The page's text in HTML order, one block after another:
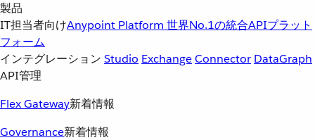
製品
IT担当者向けAnypoint Platform 世界No.1の統合APIプラット
フォーム
インテグレーション Studio ExchangeConnector DataGraph
API管理
Flex Gateway新着情報
Governance新着情報